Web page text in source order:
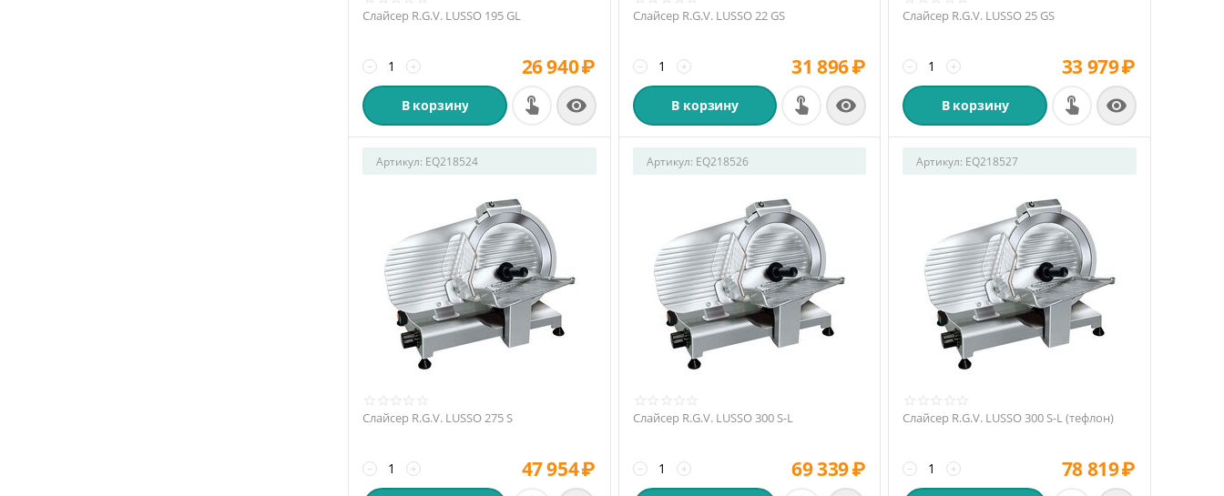
Слайсер R.G.V. LUSSO 195 GL
+
− 26 940₽
В корзину 
Слайсер R.G.V. LUSSO 22 GS
+
− 31 896₽
В корзину 
Слайсер R.G.V. LUSSO 25 GS
+
− 33 979₽
В корзину 
Артикул: EQ218524
Слайсер R.G.V. LUSSO 275 S
+
− 47 954₽
Артикул: EQ218526
Слайсер R.G.V. LUSSO 300 S-L
+
− 69 339₽
Артикул: EQ218527
Слайсер R.G.V. LUSSO 300 S-L (тефлон)
+
− 78 819₽